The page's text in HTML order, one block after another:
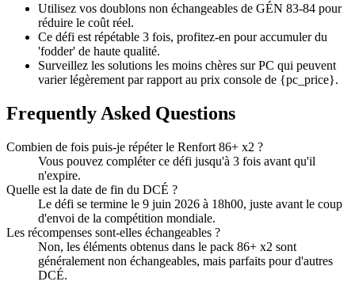
Utilisez vos doublons non échangeables de GÉN 83-84 pour
réduire le coût réel.
Ce défi est répétable 3 fois, profitez-en pour accumuler du
'fodder' de haute qualité.
Surveillez les solutions les moins chères sur PC qui peuvent
varier légèrement par rapport au prix console de {pc_price}.
Frequently Asked Questions
Combien de fois puis-je répéter le Renfort 86+ x2 ?
Vous pouvez compléter ce défi jusqu'à 3 fois avant qu'il
n'expire.
Quelle est la date de fin du DCÉ ?
Le défi se termine le 9 juin 2026 à 18h00, juste avant le coup
d'envoi de la compétition mondiale.
Les récompenses sont-elles échangeables ?
Non, les éléments obtenus dans le pack 86+ x2 sont
généralement non échangeables, mais parfaits pour d'autres
DCÉ.